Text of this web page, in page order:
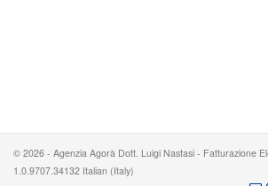
© 2026 - Agenzia Agorà Dott. Luigi Nastasi - Fatturazione
1.0.9707.34132 Italian (Italy)